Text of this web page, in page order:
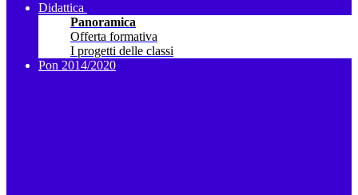
Didattica
Panoramica
Offerta formativa
I progetti delle classi
Pon 2014/2020